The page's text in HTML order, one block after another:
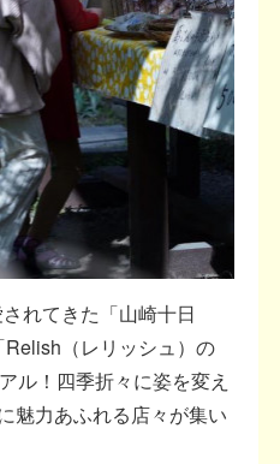
れてきた「山崎十日
（レリッシュ）の
ル！四季折々に姿を変え
魅力あふれる店々が集い